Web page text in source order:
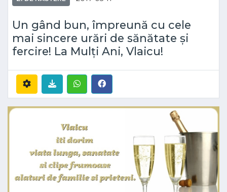
Un gând bun, împreună cu cele
mai sincere urări de sănătate și
fercire! La Mulți Ani, Vlaicu!